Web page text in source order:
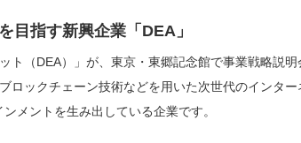
目指す新興企業「DEA」
ト（DEA）」が、東京・東郷記念館で事業戦略説明
ロックチェーン技術などを用いた次世代のインター
メントを生み出している企業です。